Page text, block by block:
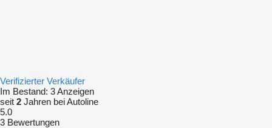
Verifizierter Verkäufer
Im Bestand: 3 Anzeigen
seit 2 Jahren bei Autoline
5.0
3 Bewertungen